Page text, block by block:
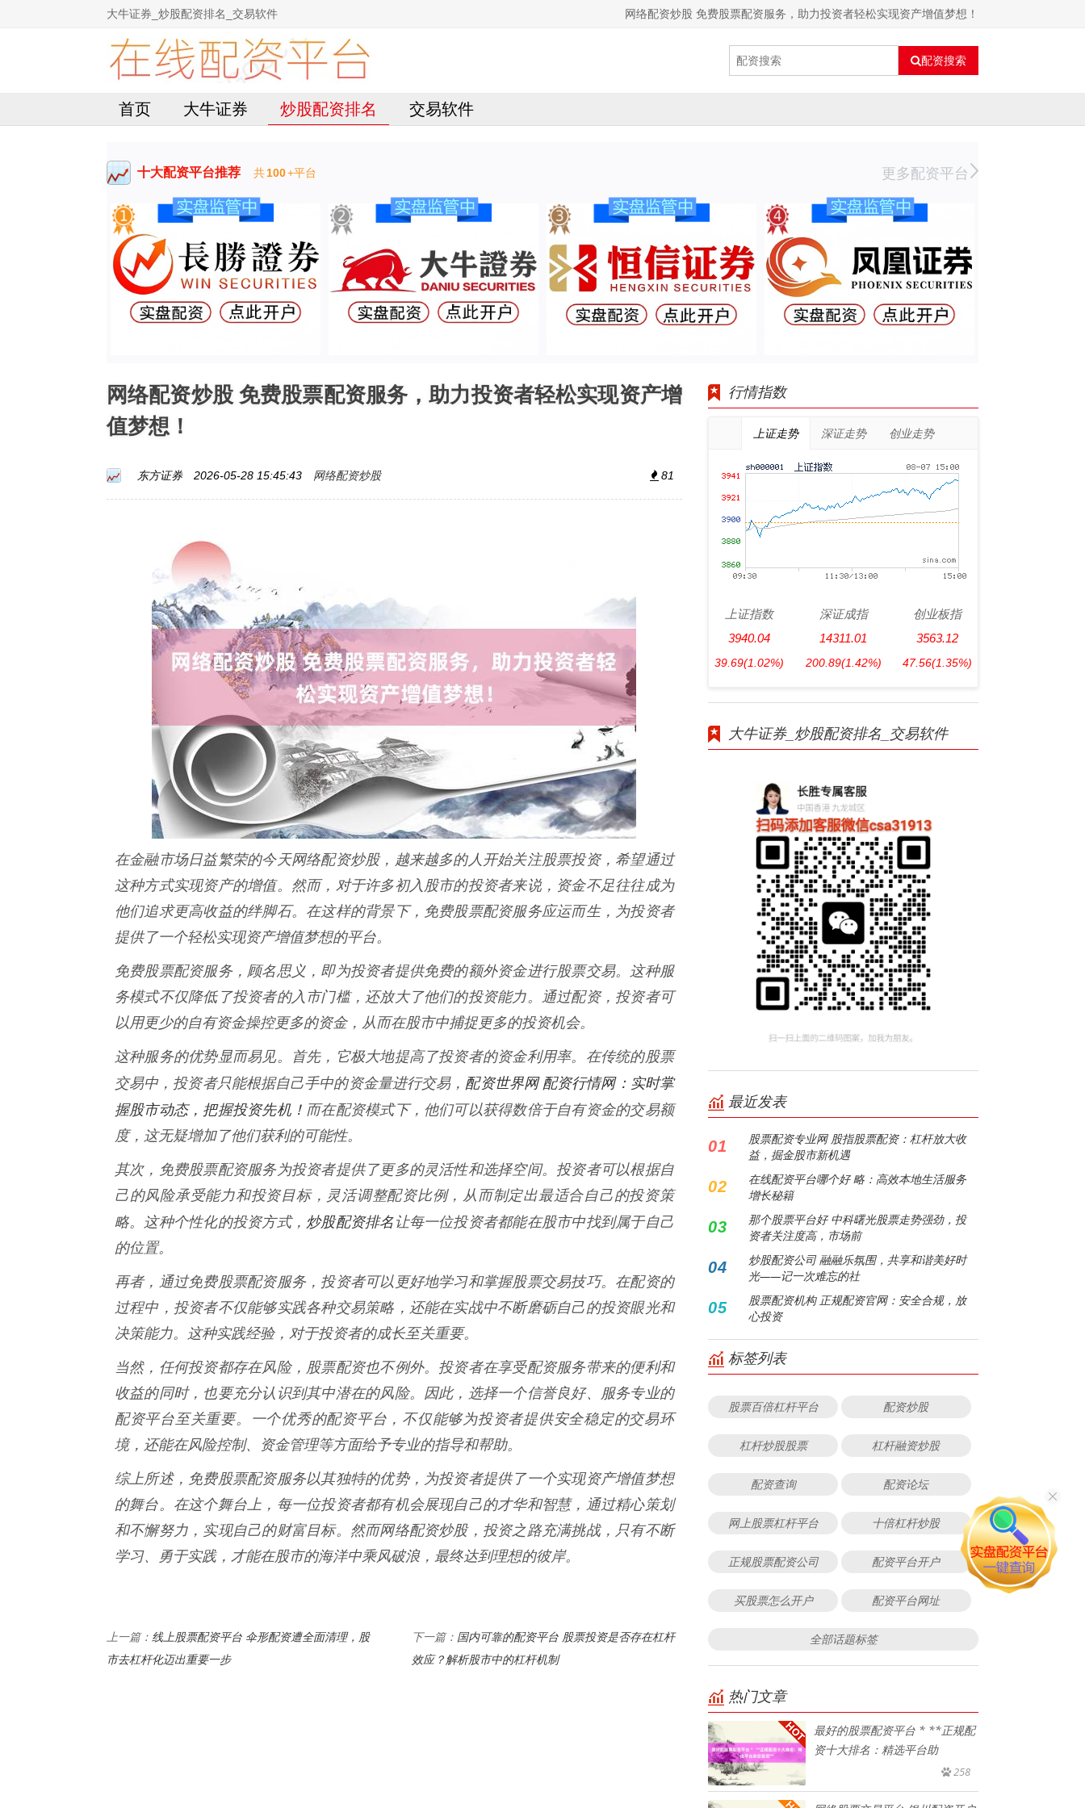
大牛证券_炒股配资排名_交易软件 网络配资炒股 免费股票配资服务，助力投资者轻松实现资产增值梦想！
配资搜索
首页 大牛证券 炒股配资排名 交易软件
十大配资平台推荐 共100+平台 更多配资平台
网络配资炒股 免费股票配资服务，助力投资者轻松实现资产增
值梦想！
东方证券 2026-05-28 15:45:43 网络配资炒股 81
在金融市场日益繁荣的今天网络配资炒股，越来越多的人开始关注股票投资，希望通过
这种方式实现资产的增值。然而，对于许多初入股市的投资者来说，资金不足往往成为
他们追求更高收益的绊脚石。在这样的背景下，免费股票配资服务应运而生，为投资者
提供了一个轻松实现资产增值梦想的平台。
免费股票配资服务，顾名思义，即为投资者提供免费的额外资金进行股票交易。这种服
务模式不仅降低了投资者的入市门槛，还放大了他们的投资能力。通过配资，投资者可
以用更少的自有资金操控更多的资金，从而在股市中捕捉更多的投资机会。
这种服务的优势显而易见。首先，它极大地提高了投资者的资金利用率。在传统的股票
交易中，投资者只能根据自己手中的资金量进行交易， 配资世界网 配资行情网：实时掌
握股市动态，把握投资先机！ 而在配资模式下，他们可以获得数倍于自有资金的交易额
度，这无疑增加了他们获利的可能性。
其次，免费股票配资服务为投资者提供了更多的灵活性和选择空间。投资者可以根据自
己的风险承受能力和投资目标，灵活调整配资比例，从而制定出最适合自己的投资策
略。这种个性化的投资方式， 炒股配资排名让每一位投资者都能在股市中找到属于自己
的位置。
再者，通过免费股票配资服务，投资者可以更好地学习和掌握股票交易技巧。在配资的
过程中，投资者不仅能够实践各种交易策略，还能在实战中不断磨砺自己的投资眼光和
决策能力。这种实践经验，对于投资者的成长至关重要。
当然，任何投资都存在风险，股票配资也不例外。投资者在享受配资服务带来的便利和
收益的同时，也要充分认识到其中潜在的风险。因此，选择一个信誉良好、服务专业的
配资平台至关重要。一个优秀的配资平台，不仅能够为投资者提供安全稳定的交易环
境，还能在风险控制、资金管理等方面给予专业的指导和帮助。
综上所述，免费股票配资服务以其独特的优势，为投资者提供了一个实现资产增值梦想
的舞台。在这个舞台上，每一位投资者都有机会展现自己的才华和智慧，通过精心策划
和不懈努力，实现自己的财富目标。然而网络配资炒股，投资之路充满挑战，只有不断
学习、勇于实践，才能在股市的海洋中乘风破浪，最终达到理想的彼岸。
上一篇： 线上股票配资平台 伞形配资遭全面清理，股
市去杠杆化迈出重要一步
下一篇： 国内可靠的配资平台 股票投资是否存在杠杆
效应？解析股市中的杠杆机制
行情指数
上证走势 深证走势 创业走势
上证指数
3940.04
39.69(1.02%)
深证成指
14311.01
200.89(1.42%)
创业板指
3563.12
47.56(1.35%)
大牛证券_炒股配资排名_交易软件
最近发表
01
股票配资专业网 股指股票配资：杠杆放大收
益，掘金股市新机遇
02
在线配资平台哪个好 略：高效本地生活服务
增长秘籍
03
那个股票平台好 中科曙光股票走势强劲，投
资者关注度高，市场前
04
炒股配资公司 融融乐氛围，共享和谐美好时
光——记一次难忘的社
05
股票配资机构 正规配资官网：安全合规，放
心投资
标签列表
股票百倍杠杆平台 配资炒股
杠杆炒股股票 杠杆融资炒股
配资查询 配资论坛
网上股票杠杆平台 十倍杠杆炒股
正规股票配资公司 配资平台开户
买股票怎么开户 配资平台网址
全部话题标签
热门文章
最好的股票配资平台 * **正规配
资十大排名：精选平台助
258